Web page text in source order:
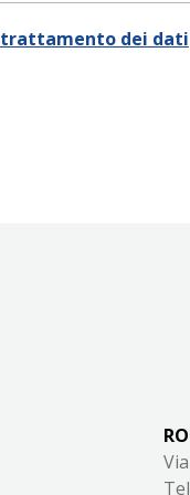
trattamento dei dati